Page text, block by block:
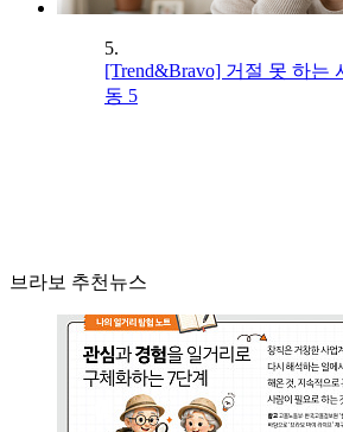
5.
[Trend&Bravo] 거절 못 하는
동 5
브라보 추천뉴스